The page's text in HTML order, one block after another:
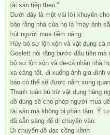
tài sản tiếp theo.”
Dưới đây là một vài lời khuyên
bảo rằng nhà của họ là ‘máy ảnh
hút người mua tiềm năng:
Hủy bỏ sự lộn xộn và vật dụng cá
Goslett nói rằng bước đầu tiên
bỏ sự lộn xộn và de-cá nhân nhà
xa càng tốt, đi xuống ảnh gia đình
báo có thể sẽ được nằm xung
Thanh toán bù trừ vật dụng hàng
đồ dùng sẽ cho phép người mua
tài sản mà không bị phân tâm. Ý
đã sẵn sàng để di chuyển vào.
Di chuyển đồ đạc cồng kềnh